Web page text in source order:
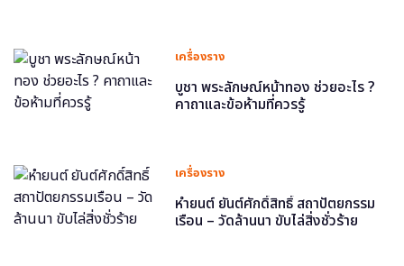
เครื่องราง
บูชา พระลักษณ์หน้าทอง ช่วยอะไร ?
คาถาและข้อห้ามที่ควรรู้
เครื่องราง
หำยนต์ ยันต์ศักดิ์สิทธิ์ สถาปัตยกรรม
เรือน – วัดล้านนา ขับไล่สิ่งชั่วร้าย